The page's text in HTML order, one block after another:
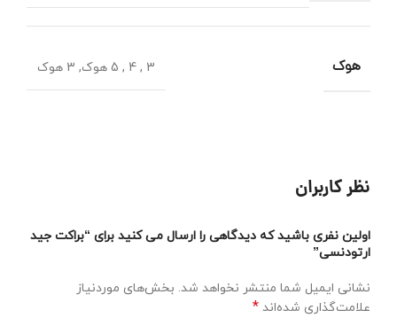
هوک 3 , 4 , 5 هوک , 3 هوک
نظر کاربران
اولین نفری باشید که دیدگاهی را ارسال می کنید برای “براکت جید
ارتودنسی”
نشانی ایمیل شما منتشر نخواهد شد. بخش‌های موردنیاز
علامت‌گذاری شده‌اند *